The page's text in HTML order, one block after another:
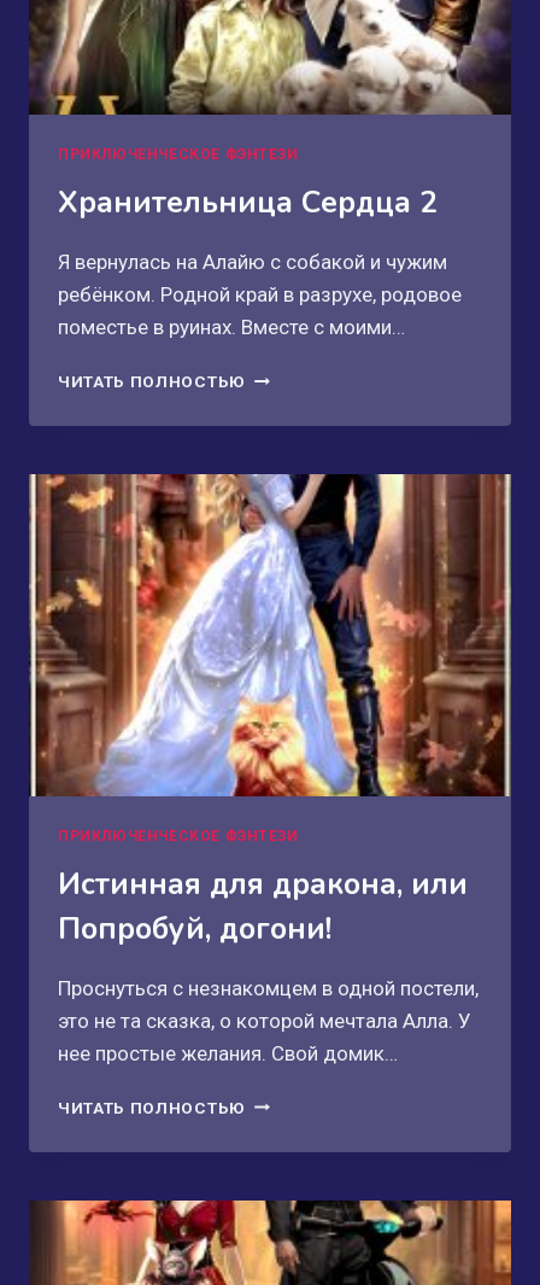
ПРИКЛЮЧЕНЧЕСКОЕ ФЭНТЕЗИ
Хранительница Сердца 2
Я вернулась на Алайю с собакой и чужим
ребёнком. Родной край в разрухе, родовое
поместье в руинах. Вместе с моими…
ЧИТАТЬ ПОЛНОСТЬЮ ХРАНИТЕЛЬНИЦА
2
ПРИКЛЮЧЕНЧЕСКОЕ ФЭНТЕЗИ
Истинная для дракона, или
Попробуй, догони!
Проснуться с незнакомцем в одной постели,
это не та сказка, о которой мечтала Алла. У
нее простые желания. Свой домик…
ЧИТАТЬ ПОЛНОСТЬЮ ИСТИННАЯ
ДРАКОНА,
ПОПРОБУЙ,
ДОГОНИ!